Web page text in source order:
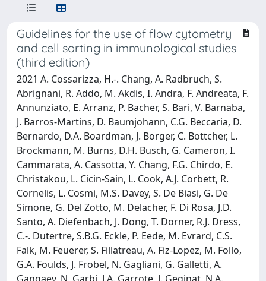
Guidelines for the use of flow cytometry
and cell sorting in immunological studies
(third edition)
2021 A. Cossarizza, H.-. Chang, A. Radbruch, S.
Abrignani, R. Addo, M. Akdis, I. Andra, F. Andreata, F.
Annunziato, E. Arranz, P. Bacher, S. Bari, V. Barnaba,
J. Barros-Martins, D. Baumjohann, C.G. Beccaria, D.
Bernardo, D.A. Boardman, J. Borger, C. Bottcher, L.
Brockmann, M. Burns, D.H. Busch, G. Cameron, I.
Cammarata, A. Cassotta, Y. Chang, F.G. Chirdo, E.
Christakou, L. Cicin-Sain, L. Cook, A.J. Corbett, R.
Cornelis, L. Cosmi, M.S. Davey, S. De Biasi, G. De
Simone, G. Del Zotto, M. Delacher, F. Di Rosa, J.D.
Santo, A. Diefenbach, J. Dong, T. Dorner, R.J. Dress,
C.-. Dutertre, S.B.G. Eckle, P. Eede, M. Evrard, C.S.
Falk, M. Feuerer, S. Fillatreau, A. Fiz-Lopez, M. Follo,
G.A. Foulds, J. Frobel, N. Gagliani, G. Galletti, A.